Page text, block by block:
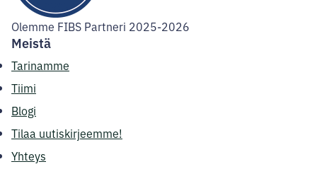
Olemme FIBS Partneri 2025-2026
Meistä
Tarinamme
Tiimi
Blogi
Tilaa uutiskirjeemme!
Yhteys